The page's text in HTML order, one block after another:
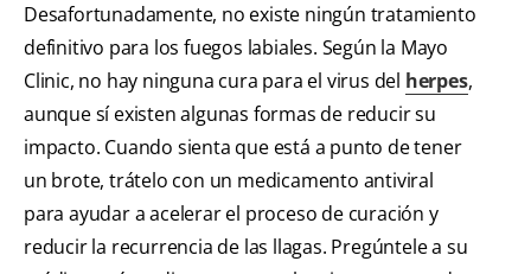
Desafortunadamente, no existe ningún tratamiento
definitivo para los fuegos labiales. Según la Mayo
Clinic, no hay ninguna cura para el virus del herpes,
aunque sí existen algunas formas de reducir su
impacto. Cuando sienta que está a punto de tener
un brote, trátelo con un medicamento antiviral
para ayudar a acelerar el proceso de curación y
reducir la recurrencia de las llagas. Pregúntele a su